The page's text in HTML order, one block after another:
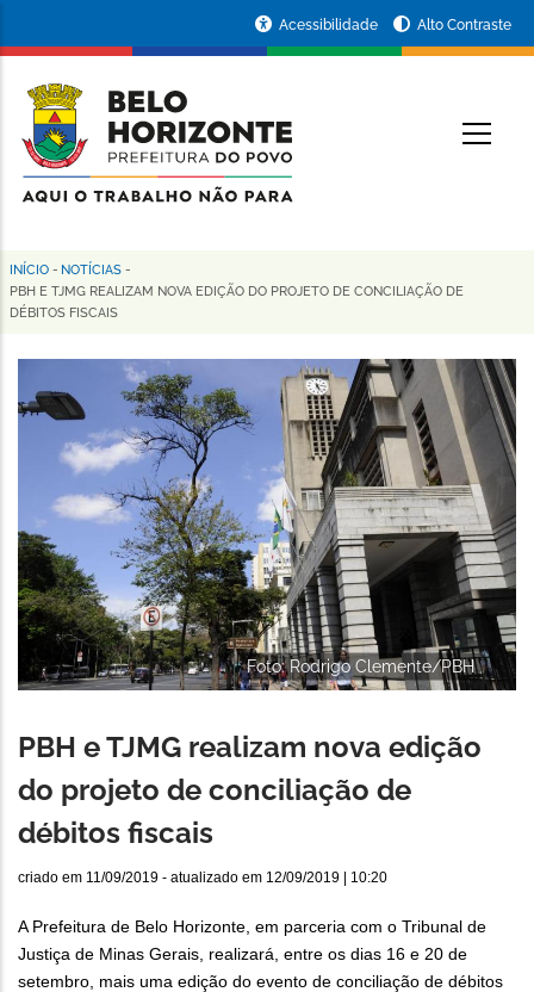
conteúdo
principal
da
Prefeitura
de
Horizonte
Acessibilidade Alto Contraste
Trilha
de
navegação
INÍCIO - NOTÍCIAS -
PBH E TJMG REALIZAM NOVA EDIÇÃO DO PROJETO DE CONCILIAÇÃO DE
DÉBITOS FISCAIS
Foto: Rodrigo Clemente/PBH
PBH e TJMG realizam nova edição
do projeto de conciliação de
débitos fiscais
criado em 11/09/2019 - atualizado em 12/09/2019 | 10:20
A Prefeitura de Belo Horizonte, em parceria com o Tribunal de
Justiça de Minas Gerais, realizará, entre os dias 16 e 20 de
setembro, mais uma edição do evento de conciliação de débitos